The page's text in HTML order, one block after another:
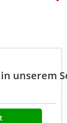
unserem